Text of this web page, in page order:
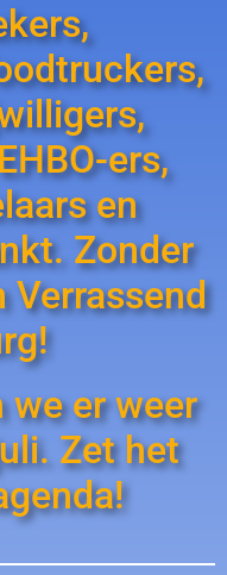
ers,
en
Zonder
Verrassend
we er weer
Zet het